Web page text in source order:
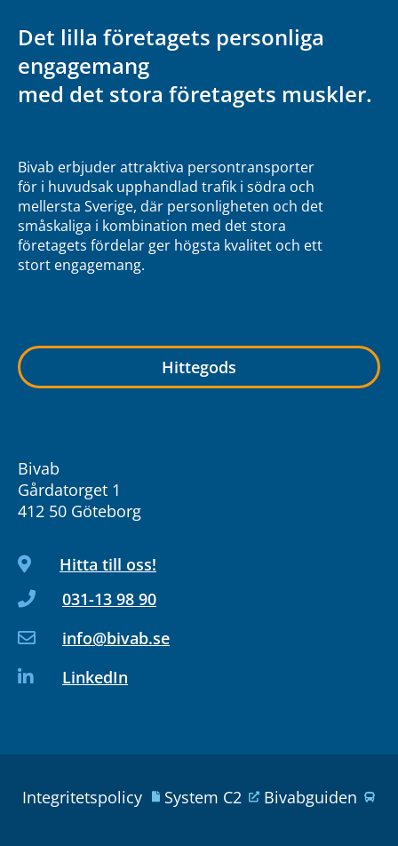
Det lilla företagets personliga
engagemang
med det stora företagets muskler.
Bivab erbjuder attraktiva persontransporter
för i huvudsak upphandlad trafik i södra och
mellersta Sverige, där personligheten och det
småskaliga i kombination med det stora
företagets fördelar ger högsta kvalitet och ett
stort engagemang.
Hittegods
Bivab
Gårdatorget 1
412 50 Göteborg
Hitta till oss!
031-13 98 90
info@bivab.se
LinkedIn
Integritetspolicy System C2 Bivabguiden